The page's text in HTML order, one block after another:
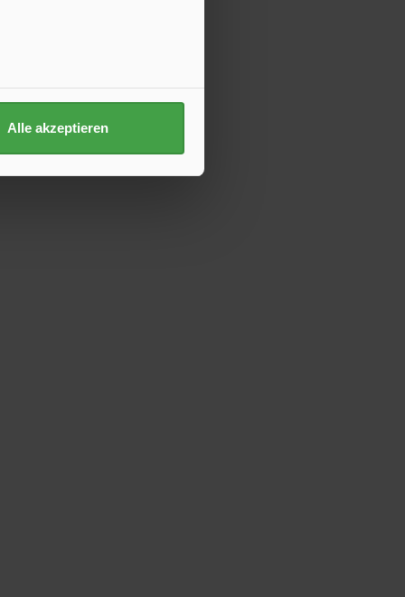
Alle akzeptieren